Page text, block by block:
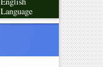
English
Language